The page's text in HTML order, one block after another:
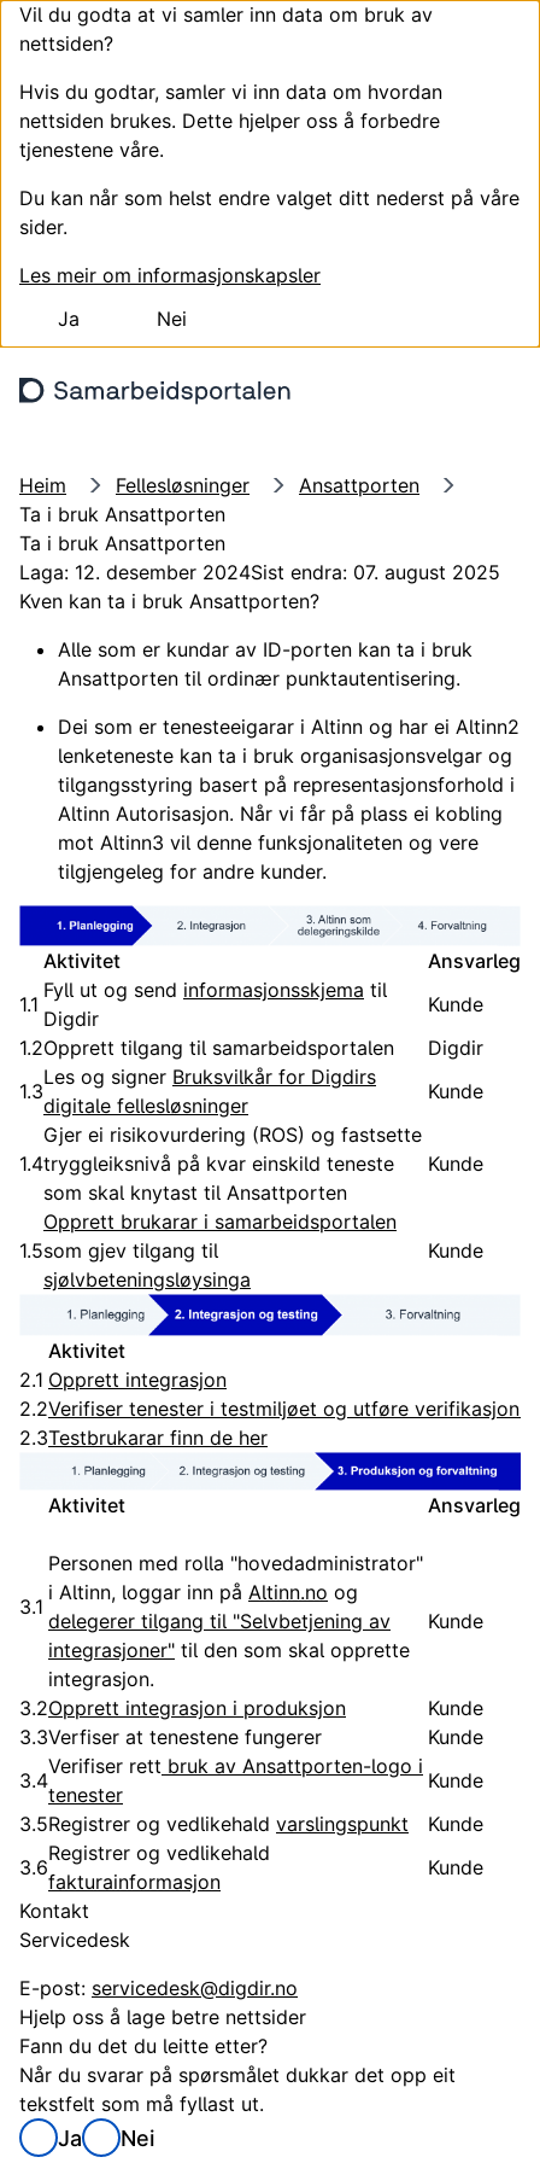
Vil du godta at vi samler inn data om bruk av
nettsiden?
Hvis du godtar, samler vi inn data om hvordan
nettsiden brukes. Dette hjelper oss å forbedre
tjenestene våre.
Du kan når som helst endre valget ditt nederst på våre
sider.
Les meir om informasjonskapsler
Ja
Nei
Heim Fellesløsninger
Ansattporten
Ta i bruk Ansattporten
Ta i bruk Ansattporten
Laga: 12. desember 2024Sist endra: 07. august 2025
Kven kan ta i bruk Ansattporten?
Alle som er kundar av ID-porten kan ta i bruk
Ansattporten til ordinær punktautentisering.
Dei som er tenesteeigarar i Altinn og har ei Altinn2
lenketeneste kan ta i bruk organisasjonsvelgar og
tilgangsstyring basert på representasjonsforhold i
Altinn Autorisasjon. Når vi får på plass ei kobling
mot Altinn3 vil denne funksjonaliteten og vere
tilgjengeleg for andre kunder.
Aktivitet
Ansvarleg
1.1
Fyll ut og send informasjonsskjema til
Digdir
Kunde
1.2Opprett tilgang til samarbeidsportalen
Digdir
1.3
Les og signer Bruksvilkår for Digdirs
digitale fellesløsninger
Kunde
1.4
Gjer ei risikovurdering (ROS) og fastsette
tryggleiksnivå på kvar einskild teneste
som skal knytast til Ansattporten
Kunde
1.5
Opprett brukarar i samarbeidsportalen
som gjev tilgang til
sjølvbeteningsløysinga
Kunde
Aktivitet
2.1 Opprett integrasjon
2.2Verifiser tenester i testmiljøet og utføre
2.3Testbrukarar finn de her
Aktivitet Ansvarleg
3.1
Personen med rolla "hovedadministrator"
i Altinn, loggar inn på Altinn.no og
delegerer tilgang til "Selvbetjening av
integrasjoner" til den som skal opprette
integrasjon.
Kunde
3.2Opprett integrasjon i produksjon
Kunde
3.3Verfiser at tenestene fungerer
Kunde
3.4
Verifiser rett bruk av Ansattporten-logo i
tenester
Kunde
3.5Registrer og vedlikehald varslingspunkt
Kunde
3.6
Registrer og vedlikehald
fakturainformasjon
Kunde
Kontakt
Servicedesk
E-post: servicedesk@digdir.no
Hjelp oss å lage betre nettsider
Fann du det du leitte etter?
Når du svarar på spørsmålet dukkar det opp eit
tekstfelt som må fyllast ut.
Ja Nei